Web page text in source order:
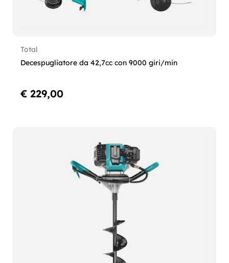
Total
Decespugliatore da 42,7cc con 9000 giri/min
€ 229,00